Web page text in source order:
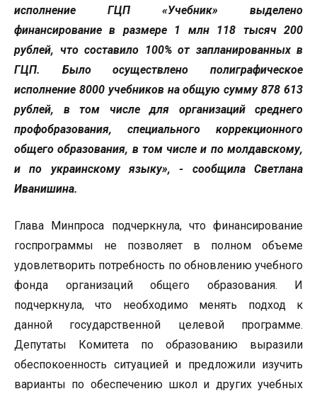
исполнение ГЦП «Учебник» выделено
финансирование в размере 1 млн 118 тысяч 200
рублей, что составило 100% от запланированных в
ГЦП. Было осуществлено полиграфическое
исполнение 8000 учебников на общую сумму 878 613
рублей, в том числе для организаций среднего
профобразования, специального коррекционного
общего образования, в том числе и по молдавскому,
и по украинскому языку», - сообщила Светлана
Иванишина.
Глава Минпроса подчеркнула, что финансирование
госпрограммы не позволяет в полном объеме
удовлетворить потребность по обновлению учебного
фонда организаций общего образования. И
подчеркнула, что необходимо менять подход к
данной государственной целевой программе.
Депутаты Комитета по образованию выразили
обеспокоенность ситуацией и предложили изучить
варианты по обеспечению школ и других учебных